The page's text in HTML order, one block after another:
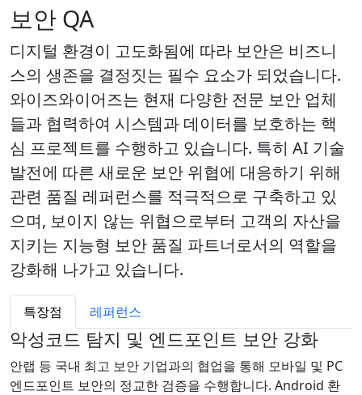
보안 QA
디지털 환경이 고도화됨에 따라 보안은 비즈니
스의 생존을 결정짓는 필수 요소가 되었습니다.
와이즈와이어즈는 현재 다양한 전문 보안 업체
들과 협력하여 시스템과 데이터를 보호하는 핵
심 프로젝트를 수행하고 있습니다. 특히 AI 기술
발전에 따른 새로운 보안 위협에 대응하기 위해
관련 품질 레퍼런스를 적극적으로 구축하고 있
으며, 보이지 않는 위협으로부터 고객의 자산을
지키는 지능형 보안 품질 파트너로서의 역할을
강화해 나가고 있습니다.
특장점 레퍼런스
악성코드 탐지 및 엔드포인트 보안 강화
안랩 등 국내 최고 보안 기업과의 협업을 통해 모바일 및 PC
엔드포인트 보안의 정교한 검증을 수행합니다. Android 환